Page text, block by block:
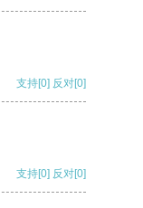
支持[0] 反对[0]
支持[0] 反对[0]